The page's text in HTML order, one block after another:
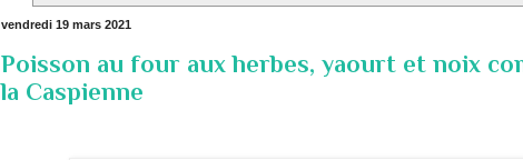
vendredi 19 mars 2021
Poisson au four aux herbes, yaourt et noix
la Caspienne